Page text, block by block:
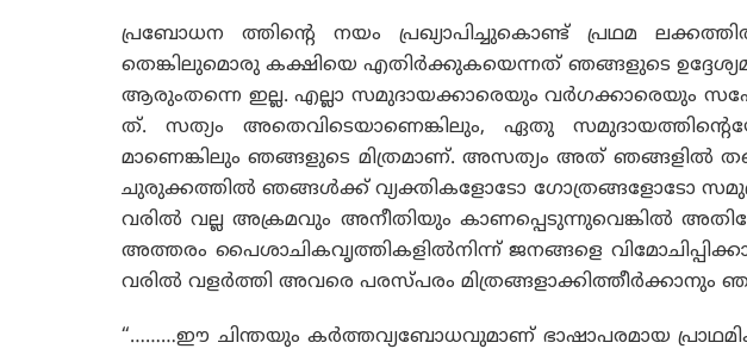
പ്രബോധന ത്തിന്റെ നയം പ്രഖ്യാപിച്ചുകൊണ്ട് പ്രഥമ
തെങ്കിലുമൊരു കക്ഷിയെ എതിര്‍ക്കുകയെന്നത് ഞങ്ങളുടെ
ആരുംതന്നെ ഇല്ല. എല്ലാ സമുദായക്കാരെയും വര്‍ഗക്കാരെയും
ത്. സത്യം അതെവിടെയാണെങ്കിലും, ഏതു
മാണെങ്കിലും ഞങ്ങളുടെ മിത്രമാണ്. അസത്യം അത് ഞങ്ങളില്‍
ചുരുക്കത്തില്‍ ഞങ്ങള്‍ക്ക് വ്യക്തികളോടോ ഗോത്രങ്ങളോടോ
വരില്‍ വല്ല അക്രമവും അനീതിയും കാണപ്പെടുന്നുവെങ്കില്‍
അത്തരം പൈശാചികവൃത്തികളില്‍നിന്ന് ജനങ്ങളെ
വരില്‍ വളര്‍ത്തി അവരെ പരസ്പരം മിത്രങ്ങളാക്കിത്തീര്‍ക്കാനും
“………ഈ ചിന്തയും കര്‍ത്തവ്യബോധവുമാണ് ഭാഷാപരമായ